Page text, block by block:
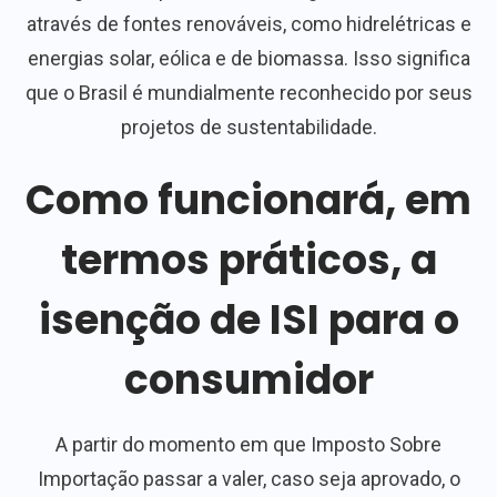
através de fontes renováveis, como hidrelétricas e
energias solar, eólica e de biomassa. Isso significa
que o Brasil é mundialmente reconhecido por seus
projetos de sustentabilidade.
Como funcionará, em
termos práticos, a
isenção de ISI para o
consumidor
A partir do momento em que Imposto Sobre
Importação passar a valer, caso seja aprovado, o